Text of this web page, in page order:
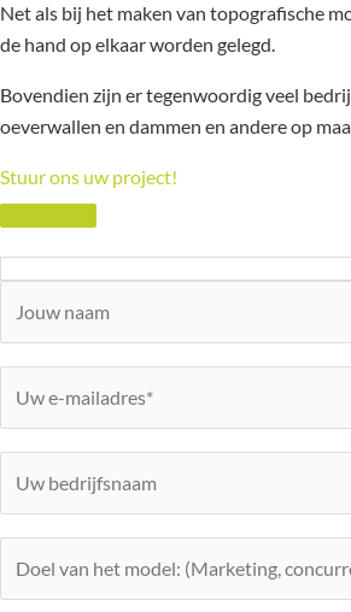
Net als bij het maken van topografische
de hand op elkaar worden gelegd.
Bovendien zijn er tegenwoordig veel
oeverwallen en dammen en andere op
Stuur ons uw project!